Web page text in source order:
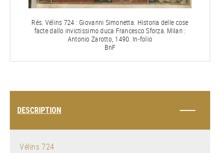
Rés. Vélins 724 : Giovanni Simonetta. Historia delle cose
facte dallo invictissimo duca Francesco Sforza. Milan :
Antonio Zarotto, 1490. In-folio
BnF
DESCRIPTION
Vélins 724